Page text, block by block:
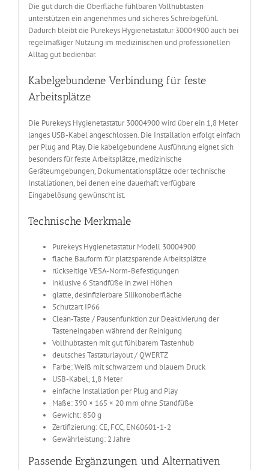
Die gut durch die Oberfläche fühlbaren Vollhubtasten
unterstützen ein angenehmes und sicheres Schreibgefühl.
Dadurch bleibt die Purekeys Hygienetastatur 30004900 auch bei
regelmäßiger Nutzung im medizinischen und professionellen
Alltag gut bedienbar.
Kabelgebundene Verbindung für feste
Arbeitsplätze
Die Purekeys Hygienetastatur 30004900 wird über ein 1,8 Meter
langes USB-Kabel angeschlossen. Die Installation erfolgt einfach
per Plug and Play. Die kabelgebundene Ausführung eignet sich
besonders für feste Arbeitsplätze, medizinische
Geräteumgebungen, Dokumentationsplätze oder technische
Installationen, bei denen eine dauerhaft verfügbare
Eingabelösung gewünscht ist.
Technische Merkmale
Purekeys Hygienetastatur Modell 30004900
flache Bauform für platzsparende Arbeitsplätze
rückseitige VESA-Norm-Befestigungen
inklusive 6 Standfüße in zwei Höhen
glatte, desinfizierbare Silikonoberfläche
Schutzart IP66
Clean-Taste / Pausenfunktion zur Deaktivierung der
Tasteneingaben während der Reinigung
Vollhubtasten mit gut fühlbarem Tastenhub
deutsches Tastaturlayout / QWERTZ
Farbe: Weiß mit schwarzem und blauem Druck
USB-Kabel, 1,8 Meter
einfache Installation per Plug and Play
Maße: 390 × 165 × 20 mm ohne Standfüße
Gewicht: 850 g
Zertifizierung: CE, FCC, EN60601-1-2
Gewährleistung: 2 Jahre
Passende Ergänzungen und Alternativen